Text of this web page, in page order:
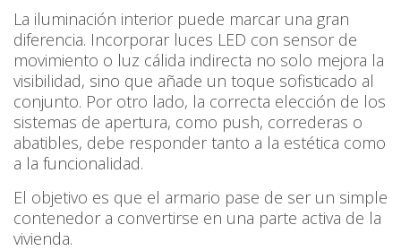
La iluminación interior puede marcar una gran
diferencia. Incorporar luces LED con sensor de
movimiento o luz cálida indirecta no solo mejora la
visibilidad, sino que añade un toque sofisticado al
conjunto. Por otro lado, la correcta elección de los
sistemas de apertura, como push, correderas o
abatibles, debe responder tanto a la estética como
a la funcionalidad.
El objetivo es que el armario pase de ser un simple
contenedor a convertirse en una parte activa de la
vivienda.